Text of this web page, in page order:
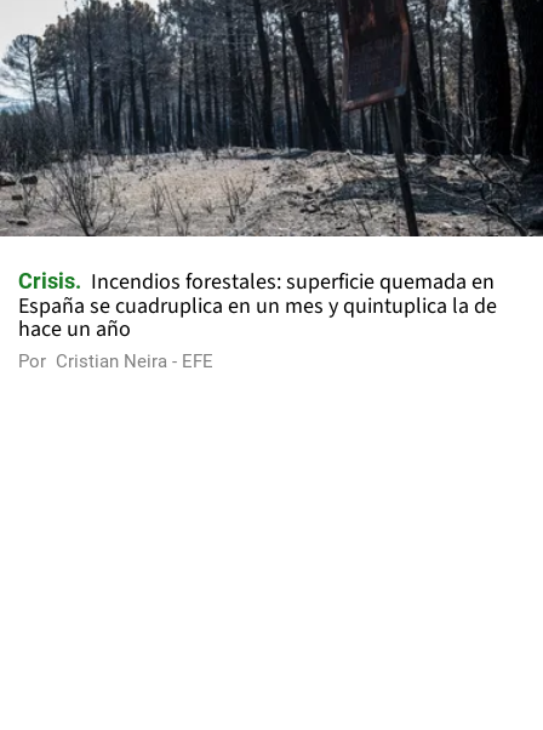
Crisis
Incendios forestales: superficie quemada en
España se cuadruplica en un mes y quintuplica la de
hace un año
Por Cristian Neira - EFE